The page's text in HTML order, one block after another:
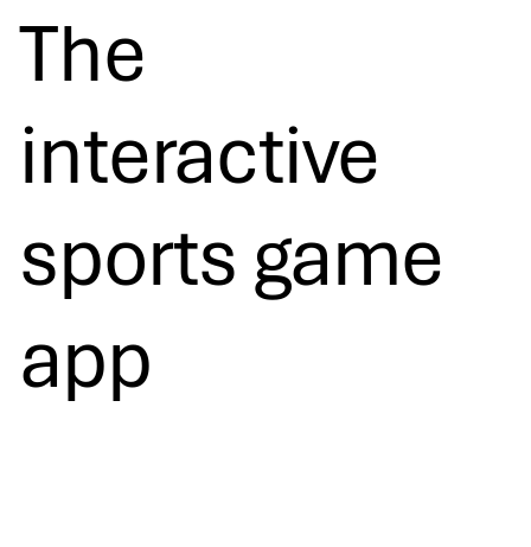
The
interactive
sports game
app